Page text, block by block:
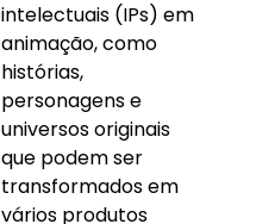
intelectuais (IPs) em
animação, como
histórias,
personagens e
universos originais
que podem ser
transformados em
vários produtos